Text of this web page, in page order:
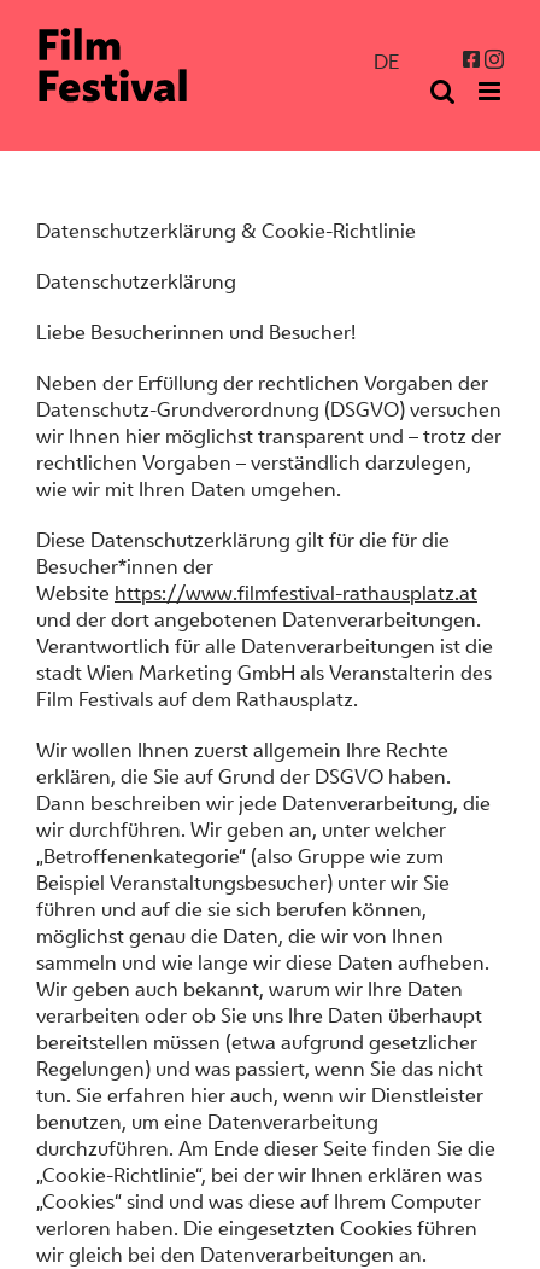
Inhalt
springen
DE
Datenschutzerklärung & Cookie-Richtlinie
Datenschutzerklärung
Liebe Besucherinnen und Besucher!
Neben der Erfüllung der rechtlichen Vorgaben der
Datenschutz-Grundverordnung (DSGVO) versuchen
wir Ihnen hier möglichst transparent und – trotz der
rechtlichen Vorgaben – verständlich darzulegen,
wie wir mit Ihren Daten umgehen.
Diese Datenschutzerklärung gilt für die für die
Besucher*innen der
Website https://www.filmfestival-rathausplatz.at
und der dort angebotenen Datenverarbeitungen.
Verantwortlich für alle Datenverarbeitungen ist die
stadt Wien Marketing GmbH als Veranstalterin des
Film Festivals auf dem Rathausplatz.
Wir wollen Ihnen zuerst allgemein Ihre Rechte
erklären, die Sie auf Grund der DSGVO haben.
Dann beschreiben wir jede Datenverarbeitung, die
wir durchführen. Wir geben an, unter welcher
„Betroffenenkategorie“ (also Gruppe wie zum
Beispiel Veranstaltungsbesucher) unter wir Sie
führen und auf die sie sich berufen können,
möglichst genau die Daten, die wir von Ihnen
sammeln und wie lange wir diese Daten aufheben.
Wir geben auch bekannt, warum wir Ihre Daten
verarbeiten oder ob Sie uns Ihre Daten überhaupt
bereitstellen müssen (etwa aufgrund gesetzlicher
Regelungen) und was passiert, wenn Sie das nicht
tun. Sie erfahren hier auch, wenn wir Dienstleister
benutzen, um eine Datenverarbeitung
durchzuführen. Am Ende dieser Seite finden Sie die
„Cookie-Richtlinie“, bei der wir Ihnen erklären was
„Cookies“ sind und was diese auf Ihrem Computer
verloren haben. Die eingesetzten Cookies führen
wir gleich bei den Datenverarbeitungen an.